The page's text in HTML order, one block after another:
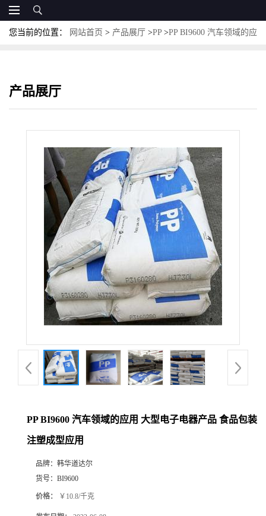
您当前的位置： 网站首页 > 产品展厅 >PP >PP BI9600 汽车领域的应
产品展厅
PP BI9600 汽车领域的应用 大型电子电器产品 食品包装
注塑成型应用
品牌： 韩华道达尔
货号： BI9600
价格： ￥10.8/千克